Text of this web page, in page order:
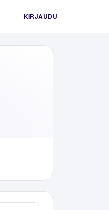
KIRJAUDU